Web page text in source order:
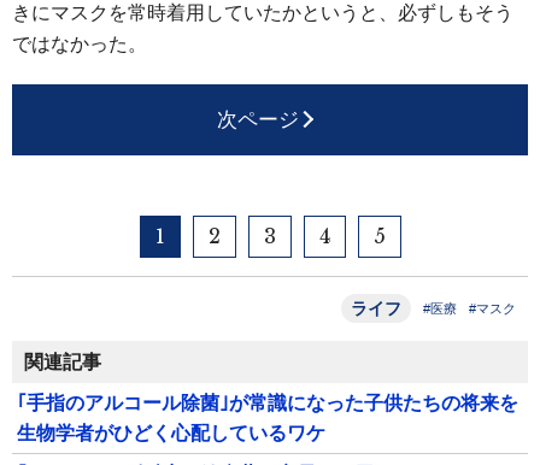
きにマスクを常時着用していたかというと、必ずしもそう
ではなかった。
次ページ
1 2 3 4 5
ライフ #医療 #マスク
関連記事
｢手指のアルコール除菌｣が常識になった子供たちの将来を
生物学者がひどく心配しているワケ